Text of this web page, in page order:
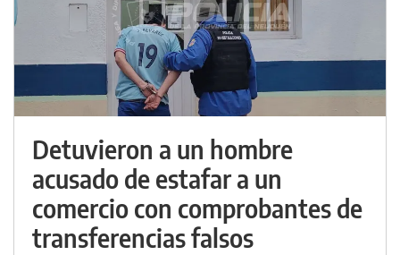
Detuvieron a un hombre
acusado de estafar a un
comercio con comprobantes de
transferencias falsos